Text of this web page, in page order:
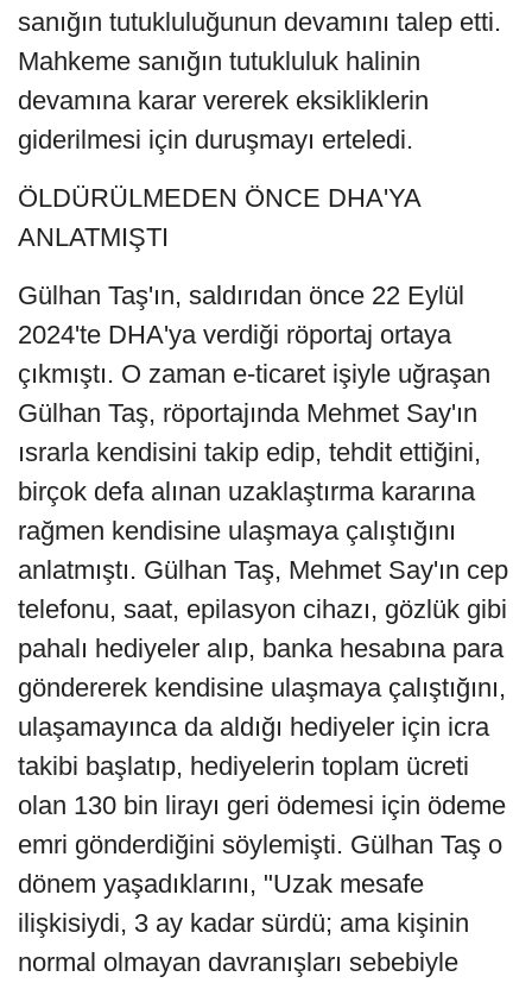
sanığın tutukluluğunun devamını talep etti.
Mahkeme sanığın tutukluluk halinin
devamına karar vererek eksikliklerin
giderilmesi için duruşmayı erteledi.
ÖLDÜRÜLMEDEN ÖNCE DHA'YA
ANLATMIŞTI
Gülhan Taş'ın, saldırıdan önce 22 Eylül
2024'te DHA'ya verdiği röportaj ortaya
çıkmıştı. O zaman e-ticaret işiyle uğraşan
Gülhan Taş, röportajında Mehmet Say'ın
ısrarla kendisini takip edip, tehdit ettiğini,
birçok defa alınan uzaklaştırma kararına
rağmen kendisine ulaşmaya çalıştığını
anlatmıştı. Gülhan Taş, Mehmet Say'ın cep
telefonu, saat, epilasyon cihazı, gözlük gibi
pahalı hediyeler alıp, banka hesabına para
göndererek kendisine ulaşmaya çalıştığını,
ulaşamayınca da aldığı hediyeler için icra
takibi başlatıp, hediyelerin toplam ücreti
olan 130 bin lirayı geri ödemesi için ödeme
emri gönderdiğini söylemişti. Gülhan Taş o
dönem yaşadıklarını, "Uzak mesafe
ilişkisiydi, 3 ay kadar sürdü; ama kişinin
normal olmayan davranışları sebebiyle